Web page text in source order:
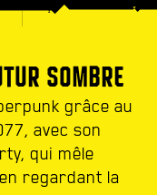
SOMBRE
grâce au
avec son
qui mêle
regardant la